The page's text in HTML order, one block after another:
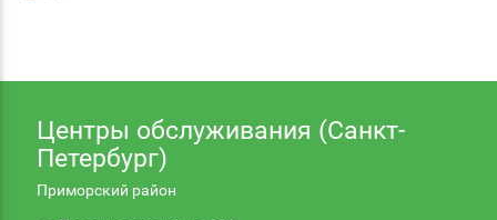
Центры обслуживания (Санкт-
Петербург)
Приморский район